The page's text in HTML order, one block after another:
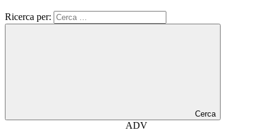
Ricerca per:
Cerca
ADV